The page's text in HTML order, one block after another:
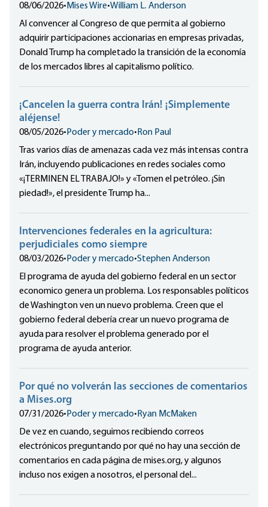
08/06/2026• Mises Wire•William L. Anderson
Al convencer al Congreso de que permita al gobierno
adquirir participaciones accionarias en empresas privadas,
Donald Trump ha completado la transición de la economía
de los mercados libres al capitalismo político.
¡Cancelen la guerra contra Irán! ¡Simplemente
aléjense!
08/05/2026• Poder y mercado• Ron Paul
Tras varios días de amenazas cada vez más intensas contra
Irán, incluyendo publicaciones en redes sociales como
«¡TERMINEN EL TRABAJO!» y «Tomen el petróleo. ¡Sin
piedad!», el presidente Trump ha...
Intervenciones federales en la agricultura:
perjudiciales como siempre
08/03/2026• Poder y mercado•Stephen Anderson
El programa de ayuda del gobierno federal en un sector
economico genera un problema. Los responsables políticos
de Washington ven un nuevo problema. Creen que el
gobierno federal debería crear un nuevo programa de
ayuda para resolver el problema generado por el
programa de ayuda anterior.
Por qué no volverán las secciones de comentarios
a Mises.org
07/31/2026• Poder y mercado• Ryan McMaken
De vez en cuando, seguimos recibiendo correos
electrónicos preguntando por qué no hay una sección de
comentarios en cada página de mises.org, y algunos
incluso nos exigen a nosotros, el personal del...